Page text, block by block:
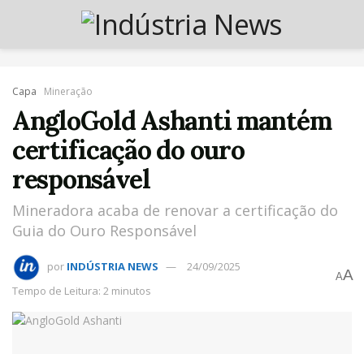
Capa Mineração
AngloGold Ashanti mantém
certificação do ouro
responsável
Mineradora acaba de renovar a certificação do
Guia do Ouro Responsável
por INDÚSTRIA NEWS
24/09/2025
Tempo de Leitura: 2 minutos
AA